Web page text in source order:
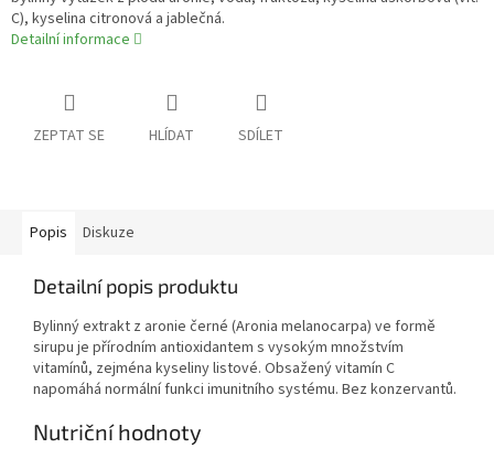
C), kyselina citronová a jablečná.
Detailní informace
ZEPTAT SE HLÍDAT SDÍLET
Popis Diskuze
Detailní popis produktu
Bylinný extrakt z aronie černé (Aronia melanocarpa) ve formě
sirupu je přírodním antioxidantem s vysokým množstvím
vitamínů, zejména kyseliny listové. Obsažený vitamín C
napomáhá normální funkci imunitního systému. Bez konzervantů.
Nutriční hodnoty